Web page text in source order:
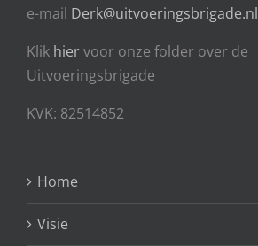
e-mail Derk@uitvoeringsbrigade.nl
Klik hiervoor onze folder over de
Uitvoeringsbrigade
KVK: 82514852
Home
Visie